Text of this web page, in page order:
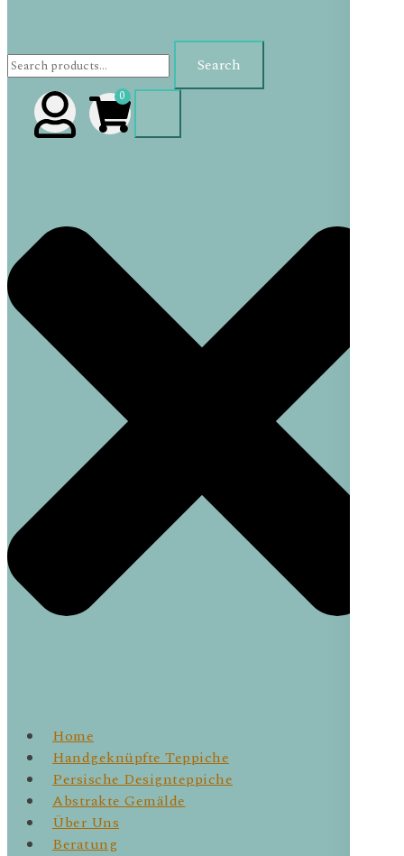
Search
for:
Search
0
Home
Handgeknüpfte Teppiche
Persische Designteppiche
Abstrakte Gemälde
Über Uns
Beratung